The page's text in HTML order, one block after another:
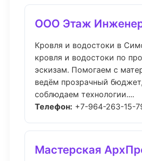
ООО Этаж
Кровля и водостоки в
кровля и водостоки по
эскизам. Помогаем с
ведём прозрачный бюджет,
соблюдаем технологии....
Телефон: +7-964-263-15-
Мастерская